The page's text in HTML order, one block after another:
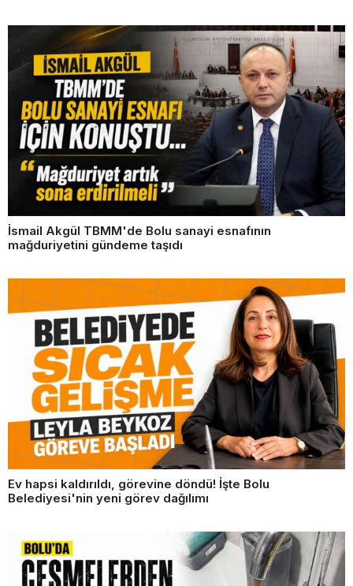
İsmail Akgül TBMM'de Bolu sanayi esnafının
mağduriyetini gündeme taşıdı
Ev hapsi kaldırıldı, görevine döndü! İşte Bolu
Belediyesi'nin yeni görev dağılımı